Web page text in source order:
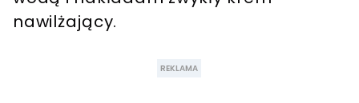
nawilżający.